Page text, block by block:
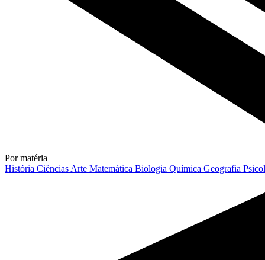
Por matéria
História Ciências Arte Matemática Biologia Química Geografia